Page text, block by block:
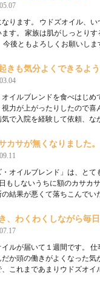
なります。 ウドズオイル、
す。 家族は肌がしっとり
今後ともよろしくお願いし
きも気分よくできるよ
オイルブレンドを食べはじめ
視力が上がったりしたので喜
気で入院を経験して依頼、
カサが無くなりました。
・オイルブレンド」は、とて
もしないうちに額のカサカ
の結果が悪くて落ちこんでい
、わくわくしながら毎
イルが届いて１週間です。
か頭の働きがよくなった気
、これまであまりウドズオイ